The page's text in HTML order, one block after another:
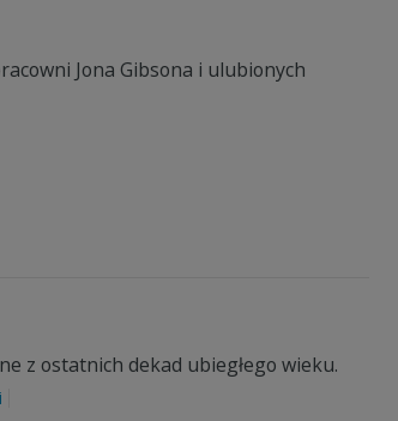
Jona Gibsona i ulubionych
z ostatnich dekad ubiegłego wieku.